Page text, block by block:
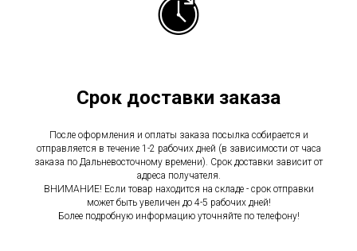
Срок доставки заказа
После оформления и оплаты заказа посылка собирается и
отправляется в течение 1-2 рабочих дней (в зависимости от часа
заказа по Дальневосточному времени). Срок доставки зависит от
адреса получателя.
ВНИМАНИЕ! Если товар находится на складе - срок отправки
может быть увеличен до 4-5 рабочих дней!
Более подробную информацию уточняйте по телефону!